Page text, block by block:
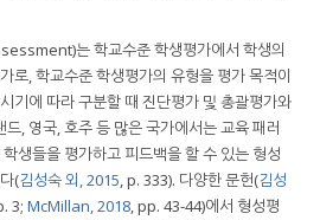
는 학교수준 학생평가에서 학생의
로, 학교수준 학생평가의 유형을 평가 목적이
기에 따라 구분할 때 진단평가 및 총괄평가와
, 영국, 호주 등 많은 국가에서는 교육 패러
생들을 평가하고 피드백을 할 수 있는 형성
(김성숙 외, 2015, p. 333). 다양한 문헌(김성
3; McMillan, 2018, pp. 43-44)에서 형성평